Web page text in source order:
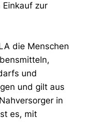
zur
die Menschen
und
und gilt aus
in
es, mit